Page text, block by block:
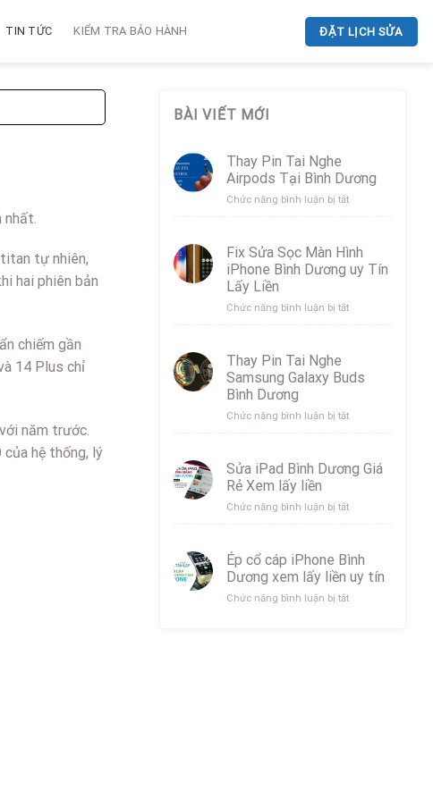
TIN TỨC KIỂM TRA BẢO HÀNH ĐẶT LỊCH SỬA
tự nhiên,
hai phiên bản
chiếm gần
14 Plus chỉ
năm trước.
của hệ thống, lý
BÀI VIẾT MỚI
Thay Pin Tai Nghe
Airpods Tại Bình Dương
Chức năng bình luận bị tắtở
Tai
Nghe
Airpods
Bình
Fix Sửa Sọc Màn Hình
iPhone Bình Dương uy Tín
Lấy Liền
Chức năng bình luận bị tắtở
Hình
Bình
Lấy
Thay Pin Tai Nghe
Samsung Galaxy Buds
Bình Dương
Chức năng bình luận bị tắtở
Nghe
Galaxy
Dương
Sửa iPad Bình Dương Giá
Rẻ Xem lấy liền
Chức năng bình luận bị tắtở
Bình
Dương
Giá
Rẻ
Ép cổ cáp iPhone Bình
Dương xem lấy liền uy tín
Chức năng bình luận bị tắtở